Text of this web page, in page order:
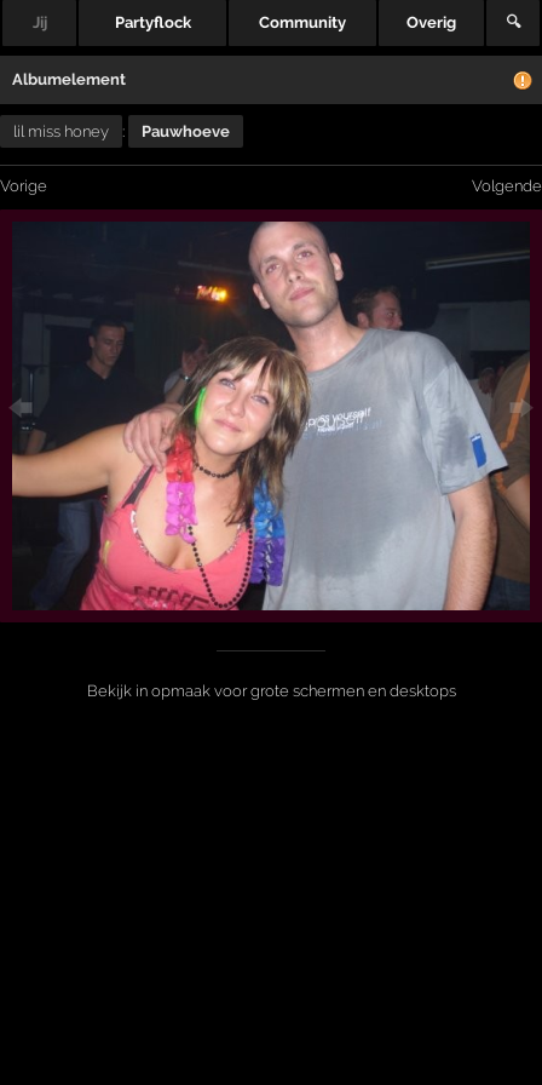
Jij Partyflock Community Overig 🔍
Albumelement
lil miss honey : Pauwhoeve
Vorige Volgende
Bekijk in opmaak voor grote schermen en desktops